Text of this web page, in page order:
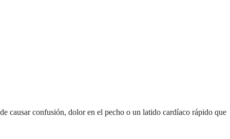
causar confusión, dolor en el pecho o un latido cardíaco rápido que